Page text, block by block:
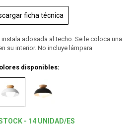
ficha técnica
adosada al techo. Se le coloca una
su interior. No incluye lámpara
disponibles:
- 14 UNIDAD/ES